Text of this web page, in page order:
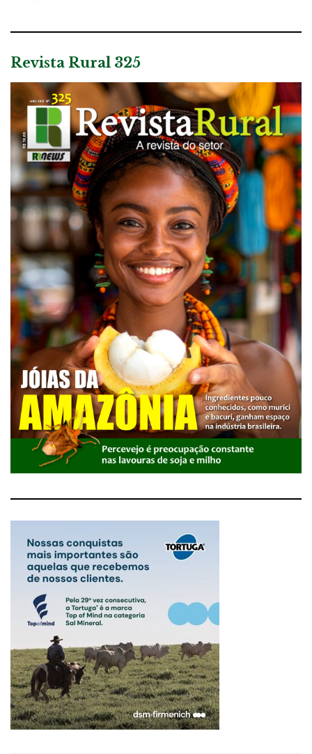
Revista Rural 325